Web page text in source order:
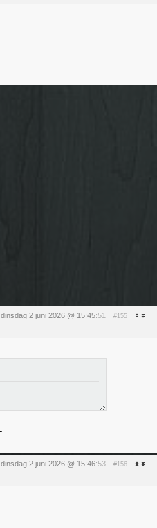
dinsdag 2 juni 2026 @ 15:45:51 #155
dinsdag 2 juni 2026 @ 15:46:53 #156